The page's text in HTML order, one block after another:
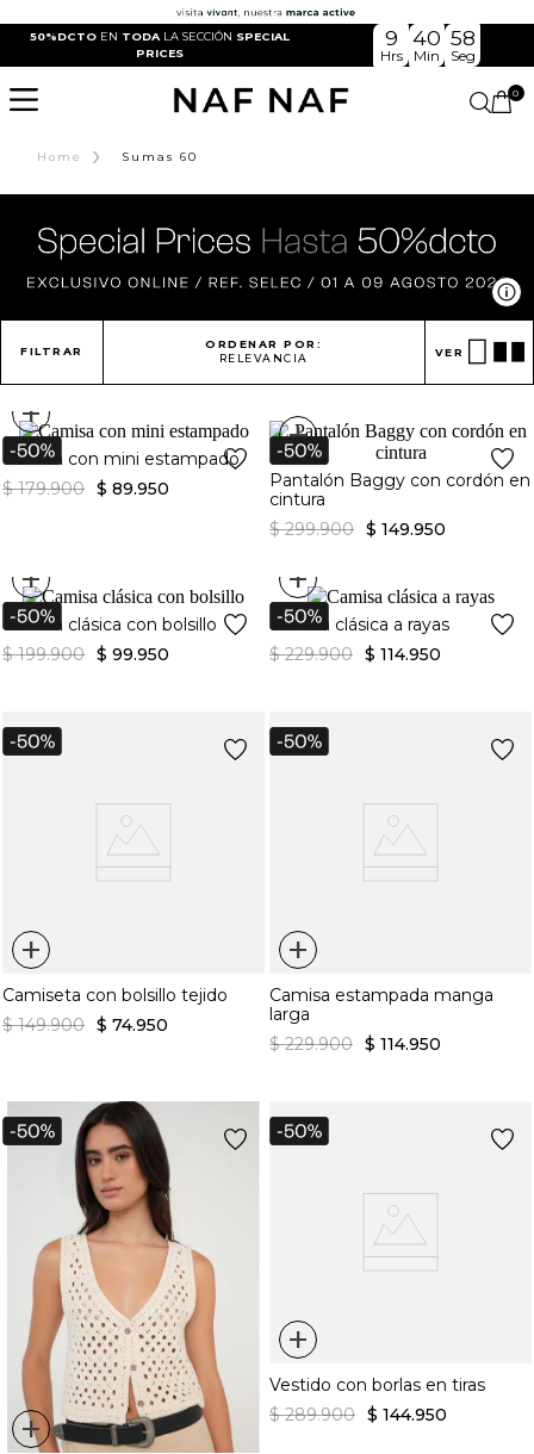
50%DCTO EN TODA LA SECCIÓN SPECIAL
PRICES
9
Hrs
40
Min
58
Seg
0
Home › Sumas 60
FILTRAR
ORDENAR POR:
RELEVANCIA
VER
+
Camisa con mini estampado
$ 179.900 $ 89.950
+
Pantalón Baggy con cordón en
cintura
$ 299.900 $ 149.950
+
Camisa clásica con bolsillo
$ 199.900 $ 99.950
+
Camisa clásica a rayas
$ 229.900 $ 114.950
+
Camiseta con bolsillo tejido
$ 149.900 $ 74.950
+
Camisa estampada manga
larga
$ 229.900 $ 114.950
+
+
Vestido con borlas en tiras
$ 289.900 $ 144.950